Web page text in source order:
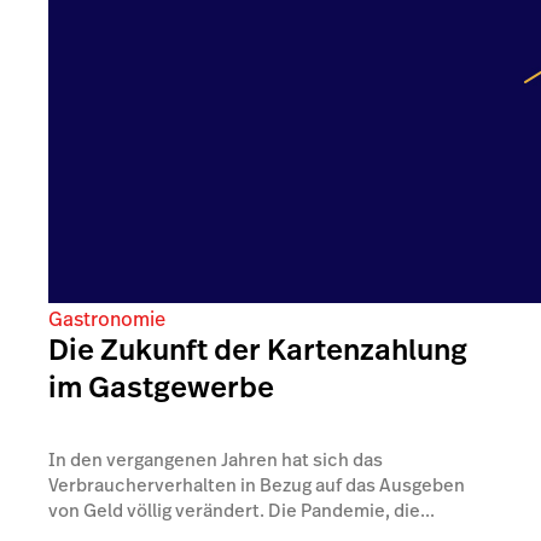
Gastronomie
Die Zukunft der Kartenzahlung
im Gastgewerbe
In den vergangenen Jahren hat sich das
Verbraucherverhalten in Bezug auf das Ausgeben
von Geld völlig verändert. Die Pandemie, die...